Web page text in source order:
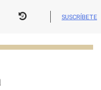
SUSCRÍBETE